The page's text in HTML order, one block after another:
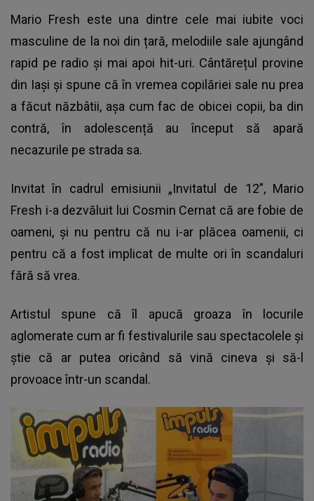
Mario Fresh este una dintre cele mai iubite voci
masculine de la noi din țară, melodiile sale ajungând
rapid pe radio și mai apoi hit-uri. Cântărețul provine
din Iași și spune că în vremea copilăriei sale nu prea
a făcut năzbâtii, așa cum fac de obicei copii, ba din
contră, în adolescență au început să apară
necazurile pe strada sa.
Invitat în cadrul emisiunii „Invitatul de 12”, Mario
Fresh i-a dezvăluit lui Cosmin Cernat că are fobie de
oameni, și nu pentru că nu i-ar plăcea oamenii, ci
pentru că a fost implicat de multe ori în scandaluri
fără să vrea.
Artistul spune că îl apucă groaza în locurile
aglomerate cum ar fi festivalurile sau spectacolele și
știe că ar putea oricând să vină cineva și să-l
provoace într-un scandal.